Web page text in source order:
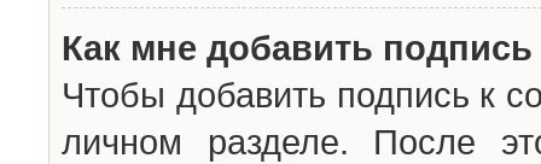
Как мне добавить
Чтобы добавить подпись к
личном разделе. После